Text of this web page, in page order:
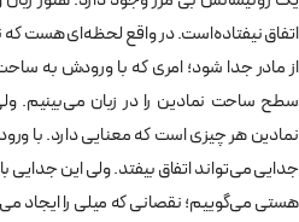
اتفاق نیفتاده‌است. در واقع لحظه‌ای هست که
از مادر جدا شود؛ امری که با ورودش به
سطح ساحت نمادین را در زبان می‌بینیم.
نمادین هر چیزی است که معنایی دارد. با
جدایی می‌تواند اتفاق بیفتد. ولی این
هستی می‌گوییم؛ نقصانی که میلی را ایجاد